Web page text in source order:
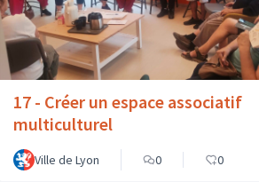
17 - Créer un espace associatif
multiculturel
Ville de Lyon 0 0